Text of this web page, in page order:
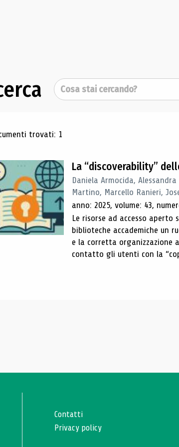
Cerca
di ricerca
trovati: 1
La “discoverability”
Daniela Armocida,
Martino, Marcello Ranieri,
anno: 2025, volume: 43,
Le risorse ad accesso aperto
biblioteche accademiche un
e la corretta organizzazione
contatto gli utenti con la
Contatti
Privacy policy